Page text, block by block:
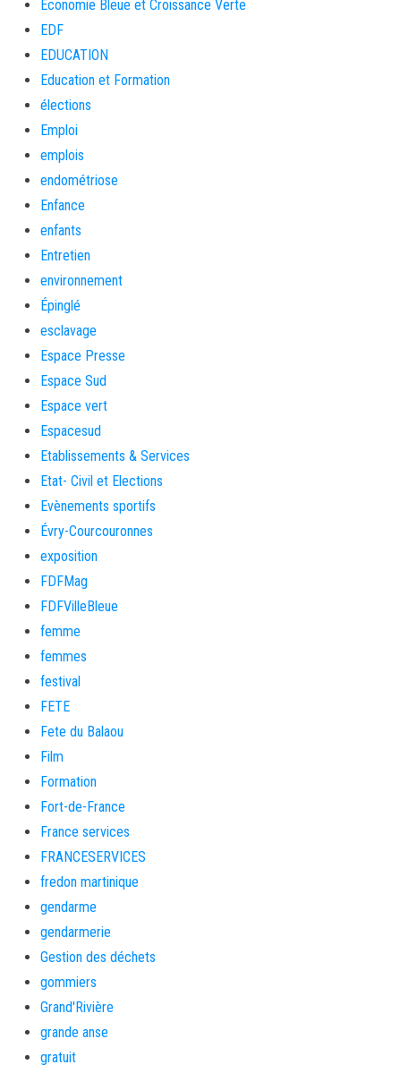
Économie Bleue et Croissance Verte
EDF
EDUCATION
Education et Formation
élections
Emploi
emplois
endométriose
Enfance
enfants
Entretien
environnement
Épinglé
esclavage
Espace Presse
Espace Sud
Espace vert
Espacesud
Etablissements & Services
Etat- Civil et Elections
Evènements sportifs
Évry-Courcouronnes
exposition
FDFMag
FDFVilleBleue
femme
femmes
festival
FETE
Fete du Balaou
Film
Formation
Fort-de-France
France services
FRANCESERVICES
fredon martinique
gendarme
gendarmerie
Gestion des déchets
gommiers
Grand'Rivière
grande anse
gratuit